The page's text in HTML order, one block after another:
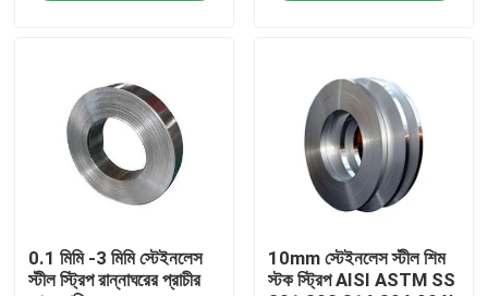
উদ্ধৃতির জন্য আবেদন
স্টেইনলেস স্টীল প্লেট শীট
0.1 মিমি -3 মিমি স্টেইনলেস
স্টীল স্ট্রিপ রান্নাঘরের প্রাচীর
10mm স্টেইনলেস স্টীল শিম
স্টক স্ট্রিপ AISI ASTM SS